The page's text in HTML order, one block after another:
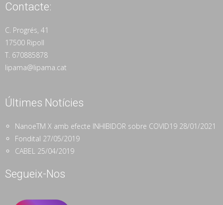
Contacte:
C. Progrés, 41
17500 Ripoll
T. 670885878
lipama@lipama.cat
Últimes Notícies
NanoeTM X amb efecte INHIBIDOR sobre COVID19 28/01/2021
Fondital 27/05/2019
CABEL 25/04/2019
Segueix-Nos